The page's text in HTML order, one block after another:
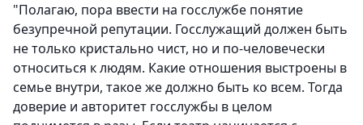
"Полагаю, пора ввести на госслужбе понятие
безупречной репутации. Госслужащий должен быть
не только кристально чист, но и по-человечески
относиться к людям. Какие отношения выстроены в
семье внутри, такое же должно быть ко всем. Тогда
доверие и авторитет госслужбы в целом